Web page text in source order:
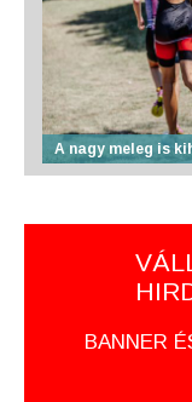
A nagy meleg is
BANNER